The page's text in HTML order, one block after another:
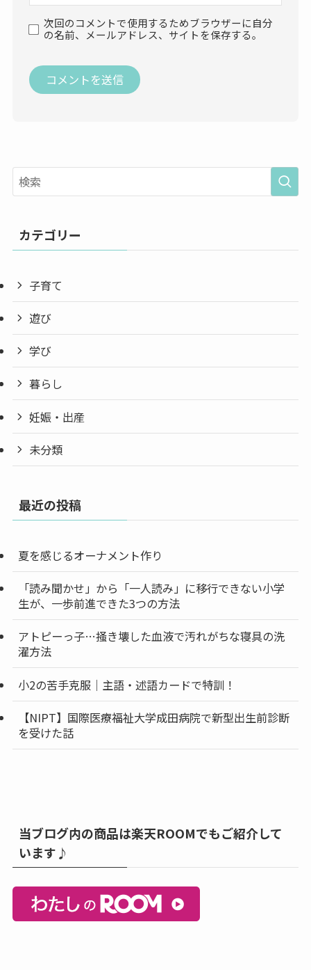
次回のコメントで使用するためブラウザーに自分
の名前、メールアドレス、サイトを保存する。
カテゴリー
子育て
遊び
学び
暮らし
妊娠・出産
未分類
最近の投稿
夏を感じるオーナメント作り
「読み聞かせ」から「一人読み」に移行できない小学
生が、一歩前進できた3つの方法
アトピーっ子…掻き壊した血液で汚れがちな寝具の洗
濯方法
小2の苦手克服｜主語・述語カードで特訓！
【NIPT】国際医療福祉大学成田病院で新型出生前診断
を受けた話
当ブログ内の商品は楽天ROOMでもご紹介して
います♪